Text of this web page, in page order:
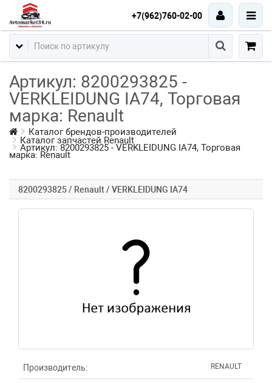
+7(962)760-02-00
Артикул: 8200293825 -
VERKLEIDUNG IA74, Торговая
марка: Renault
Каталог брендов-производителей
Каталог запчастей Renault
Артикул: 8200293825 - VERKLEIDUNG IA74, Торговая
марка: Renault
8200293825 / Renault / VERKLEIDUNG IA74
Производитель: RENAULT